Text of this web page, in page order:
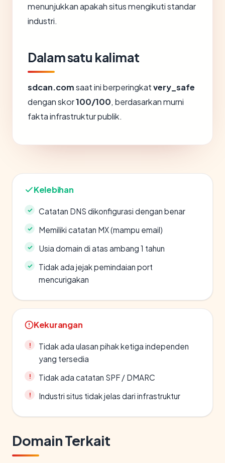
menunjukkan apakah situs mengikuti standar
industri.
Dalam satu kalimat
sdcan.comsaat ini berperingkatvery_safe
dengan skor100/100, berdasarkan murni
fakta infrastruktur publik.
Kelebihan
Catatan DNS dikonfigurasi dengan benar
Memiliki catatan MX (mampu email)
Usia domain di atas ambang 1 tahun
Tidak ada jejak pemindaian port
mencurigakan
Kekurangan
Tidak ada ulasan pihak ketiga independen
yang tersedia
Tidak ada catatan SPF / DMARC
Industri situs tidak jelas dari infrastruktur
Domain Terkait